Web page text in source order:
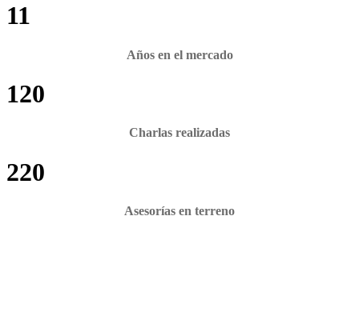
11
Años en el mercado
120
Charlas realizadas
220
Asesorías en terreno